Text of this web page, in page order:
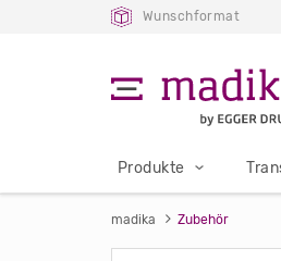
Wunschformat
Produkte
madika Zubehör